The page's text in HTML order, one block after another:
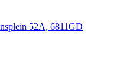
52A, 6811GD